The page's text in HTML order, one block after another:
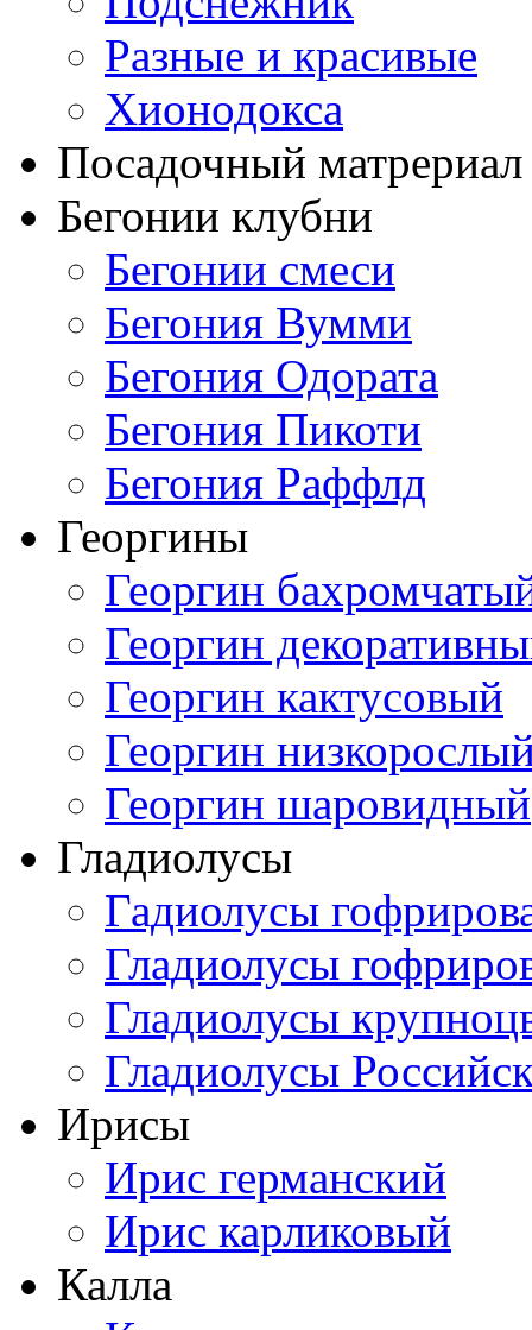
Разные и красивые
Хионодокса
Посадочный матрериал
Бегонии клубни
Бегонии смеси
Бегония Вумми
Бегония Одората
Бегония Пикоти
Бегония Раффлд
Георгины
Георгин
Георгин
Георгин кактусовый
Георгин
Георгин шаровидный
Гладиолусы
Гадиолусы
Гладиолусы
Гладиолусы
Гладиолусы
Ирисы
Ирис германский
Ирис карликовый
Калла